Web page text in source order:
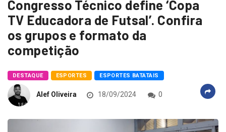
Congresso Técnico define ‘Copa
TV Educadora de Futsal’. Confira
os grupos e formato da
competição
DESTAQUE ESPORTES ESPORTES BATATAIS
Alef Oliveira 18/09/2024 0